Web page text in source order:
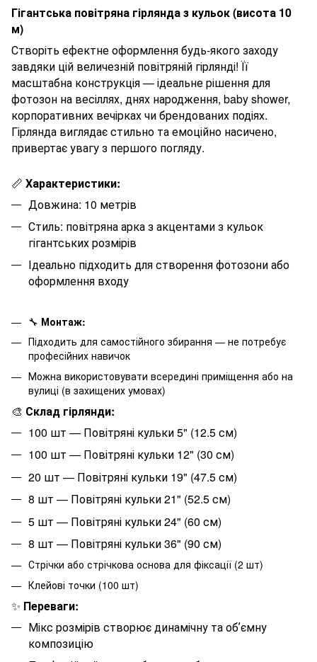
Гігантська повітряна гірлянда з кульок (висота 10
м)
Створіть ефектне оформлення будь-якого заходу
завдяки цій величезній повітряній гірлянді! Її
масштабна конструкція — ідеальне рішення для
фотозон на весіллях, днях народження, baby shower,
корпоративних вечірках чи брендованих подіях.
Гірлянда виглядає стильно та емоційно насичено,
привертає увагу з першого погляду.
📏 Характеристики:
Довжина: 10 метрів
Стиль: повітряна арка з акцентами з кульок
гігантських розмірів
Ідеально підходить для створення фотозони або
оформлення входу
🔧 Монтаж:
Підходить для самостійного збирання — не потребує
професійних навичок
Можна використовувати всередині приміщення або на
вулиці (в захищених умовах)
🎨 Склад гірлянди:
100 шт — Повітряні кульки 5" (12.5 см)
100 шт — Повітряні кульки 12" (30 см)
20 шт — Повітряні кульки 19" (47.5 см)
8 шт — Повітряні кульки 21" (52.5 см)
5 шт — Повітряні кульки 24" (60 см)
8 шт — Повітряні кульки 36" (90 см)
Стрічки або стрічкова основа для фіксації (2 шт)
Клейові точки (100 шт)
✨ Переваги:
Мікс розмірів створює динамічну та обʼємну
композицію